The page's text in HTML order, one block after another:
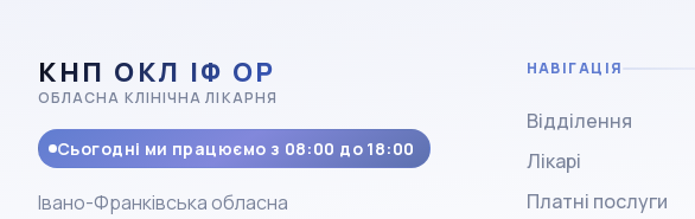
КНП ОКЛ ІФ ОР
ОБЛАСНА КЛІНІЧНА ЛІКАРНЯ
Сьогодні ми працюємо з 08:00 до 18:00
Івано-Франківська обласна
НАВІГАЦІЯ
Відділення
Лікарі
Платні послуги